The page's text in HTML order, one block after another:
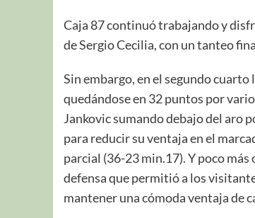
Caja 87 continuó trabajando y
de Sergio Cecilia, con un tanteo
Sin embargo, en el segundo
quedándose en 32 puntos por
Jankovic sumando debajo del aro
para reducir su ventaja en el
parcial (36-23 min.17). Y poco
defensa que permitió a los
mantener una cómoda ventaja de